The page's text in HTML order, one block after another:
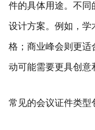
件的具体用途。不同
设计方案。例如，学
格；商业峰会则更适
动可能需要更具创意
常见的会议证件类型